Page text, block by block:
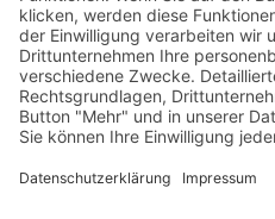
ÖFFNUNGSZEITEN
Mo. Fr. : 09.00 – 16.00 Uhr